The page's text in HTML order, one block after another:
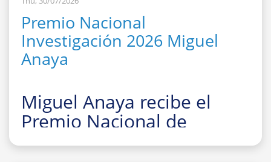
Premio Nacional
Investigación 2026 Miguel
Anaya
Miguel Anaya recibe el
Premio Nacional de
Investigación para Jóvenes